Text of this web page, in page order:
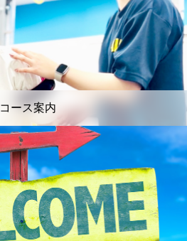
コース案内